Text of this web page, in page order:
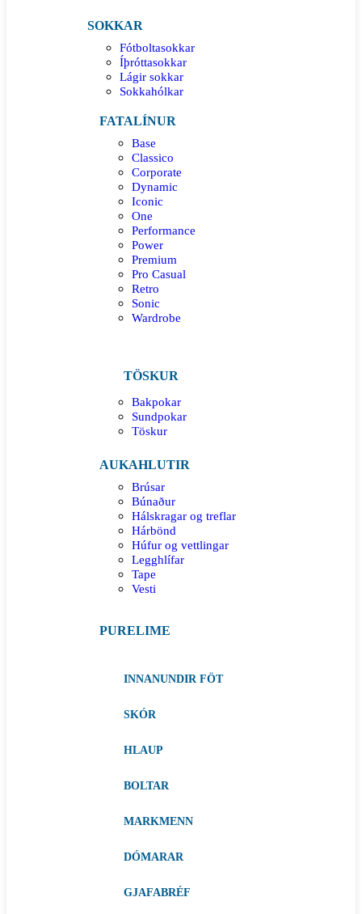
SOKKAR
Fótboltasokkar
Íþróttasokkar
Lágir sokkar
Sokkahólkar
FATALÍNUR
Base
Classico
Corporate
Dynamic
Iconic
One
Performance
Power
Premium
Pro Casual
Retro
Sonic
Wardrobe
TÖSKUR
Bakpokar
Sundpokar
Töskur
AUKAHLUTIR
Brúsar
Búnaður
Hálskragar og treflar
Hárbönd
Húfur og vettlingar
Legghlífar
Tape
Vesti
PURELIME
INNANUNDIR FÖT
SKÓR
HLAUP
BOLTAR
MARKMENN
DÓMARAR
GJAFABRÉF